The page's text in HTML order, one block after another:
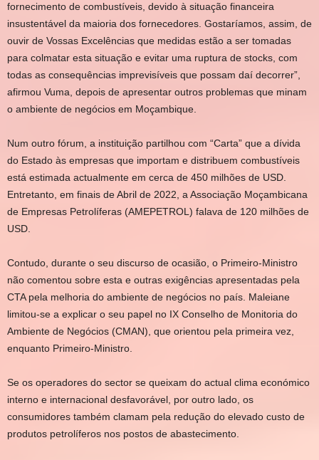
fornecimento de combustíveis, devido à situação financeira
insustentável da maioria dos fornecedores. Gostaríamos, assim, de
ouvir de Vossas Excelências que medidas estão a ser tomadas
para colmatar esta situação e evitar uma ruptura de stocks, com
todas as consequências imprevisíveis que possam daí decorrer”,
afirmou Vuma, depois de apresentar outros problemas que minam
o ambiente de negócios em Moçambique.
Num outro fórum, a instituição partilhou com “Carta” que a dívida
do Estado às empresas que importam e distribuem combustíveis
está estimada actualmente em cerca de 450 milhões de USD.
Entretanto, em finais de Abril de 2022, a Associação Moçambicana
de Empresas Petrolíferas (AMEPETROL) falava de 120 milhões de
USD.
Contudo, durante o seu discurso de ocasião, o Primeiro-Ministro
não comentou sobre esta e outras exigências apresentadas pela
CTA pela melhoria do ambiente de negócios no país. Maleiane
limitou-se a explicar o seu papel no IX Conselho de Monitoria do
Ambiente de Negócios (CMAN), que orientou pela primeira vez,
enquanto Primeiro-Ministro.
Se os operadores do sector se queixam do actual clima económico
interno e internacional desfavorável, por outro lado, os
consumidores também clamam pela redução do elevado custo de
produtos petrolíferos nos postos de abastecimento.